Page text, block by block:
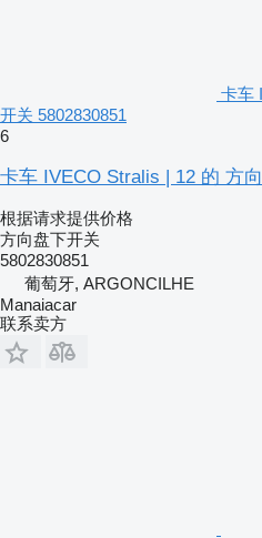
卡车
开关 5802830851
6
卡车 IVECO Stralis | 12 的 方
根据请求提供价格
方向盘下开关
5802830851
葡萄牙, ARGONCILHE
Manaiacar
联系卖方